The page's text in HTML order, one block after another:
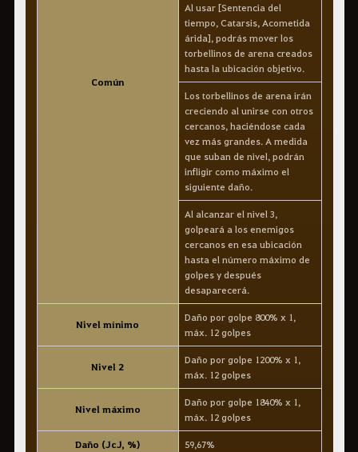
Común
Al usar [Sentencia del
tiempo, Catarsis, Acometida
árida], podrás mover los
torbellinos de arena creados
hasta la ubicación objetivo.
Los torbellinos de arena irán
creciendo al unirse con otros
cercanos, haciéndose cada
vez más grandes. A medida
que suban de nivel, podrán
infligir como máximo el
siguiente daño.
Al alcanzar el nivel 3,
golpeará a los enemigos
cercanos en esa ubicación
hasta el número máximo de
golpes y después
desaparecerá.
Nivel mínimo
Daño por golpe 800% x 1,
máx. 12 golpes
Nivel 2
Daño por golpe 1200% x 1,
máx. 12 golpes
Nivel máximo
Daño por golpe 1840% x 1,
máx. 12 golpes
Daño (JcJ, %) 59,67%